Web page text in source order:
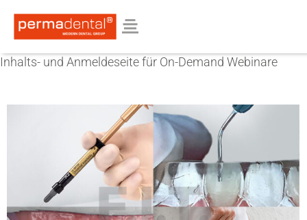
Inhalts- und Anmeldeseite für On-Demand Webinare